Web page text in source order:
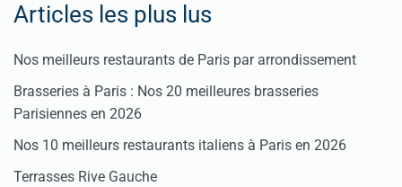
enregistrer
votre
Cliquez
Articles les plus lus
Nos meilleurs restaurants de Paris par arrondissement
Brasseries à Paris : Nos 20 meilleures brasseries
Parisiennes en 2026
Nos 10 meilleurs restaurants italiens à Paris en 2026
Terrasses Rive Gauche